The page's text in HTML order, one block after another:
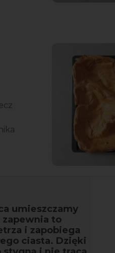
umieszczamy
zapewnia to
i zapobiega
ciasta. Dzięki